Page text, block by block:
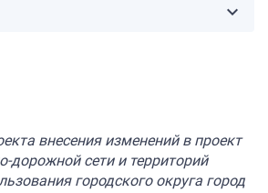
внесения изменений в проект
дорожной сети и территорий
городского округа город